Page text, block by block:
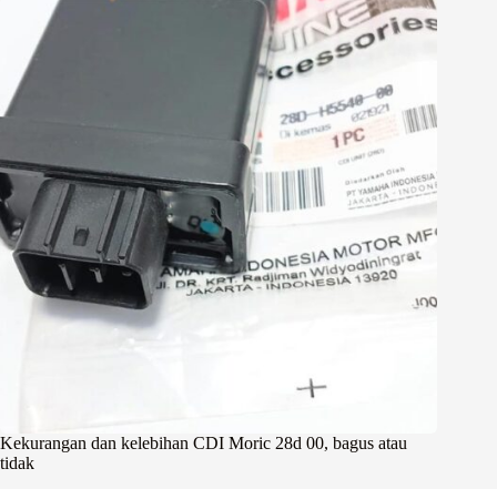
Kekurangan dan kelebihan CDI Moric 28d 00, bagus atau
tidak